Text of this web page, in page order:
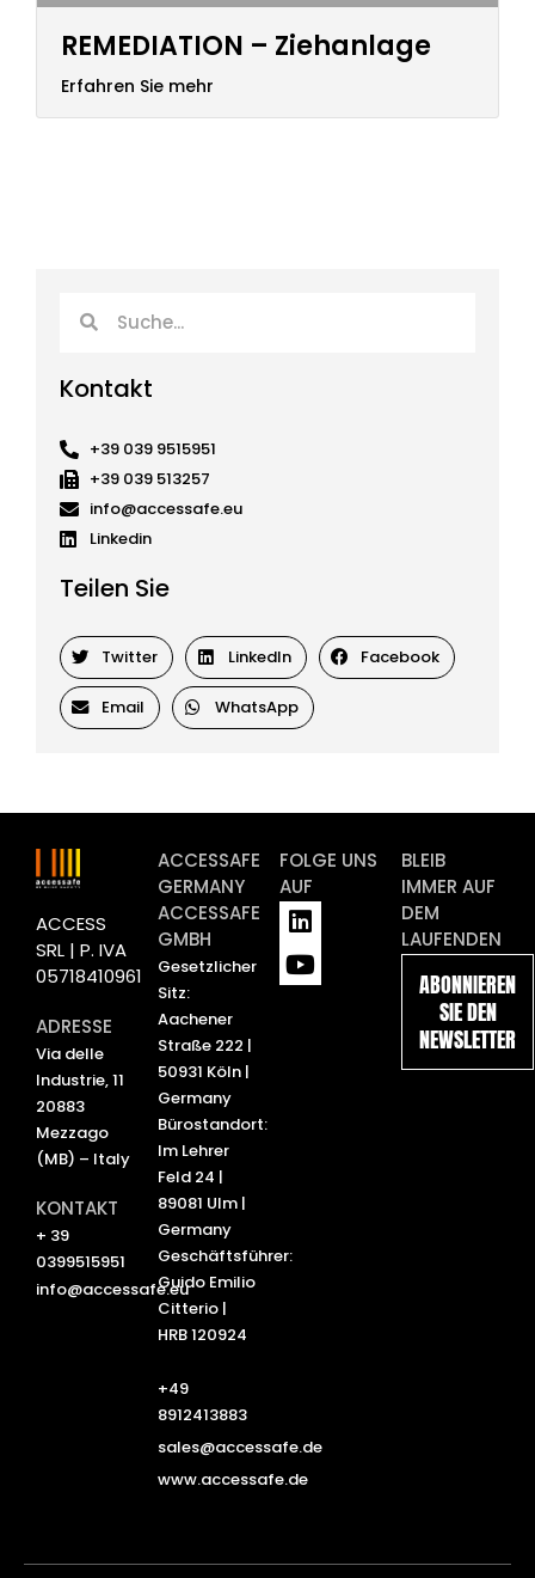
REMEDIATION – Ziehanlage
Erfahren Sie mehr
Kontakt
+39 039 9515951
+39 039 513257
info@accessafe.eu
Linkedin
Teilen Sie
Twitter LinkedIn Facebook
Email WhatsApp
ACCESS
SRL | P. IVA
05718410961
ADRESSE
Via delle
Industrie, 11
20883
Mezzago
(MB) – Italy
KONTAKT
+ 39
0399515951
info@accessafe.eu
ACCESSAFE
GERMANY
ACCESSAFE
GMBH
Gesetzlicher
Sitz:
Aachener
Straße 222 |
50931 Köln |
Germany
Bürostandort:
Im Lehrer
Feld 24 |
89081 Ulm |
Germany
Geschäftsführer:
Guido Emilio
Citterio |
HRB 120924
+49
8912413883
sales@accessafe.de
www.accessafe.de
FOLGE UNS
AUF
L
i
n
k
Y
o
u
t
BLEIB
IMMER AUF
DEM
LAUFENDEN
ABONNIEREN
SIE DEN
NEWSLETTER